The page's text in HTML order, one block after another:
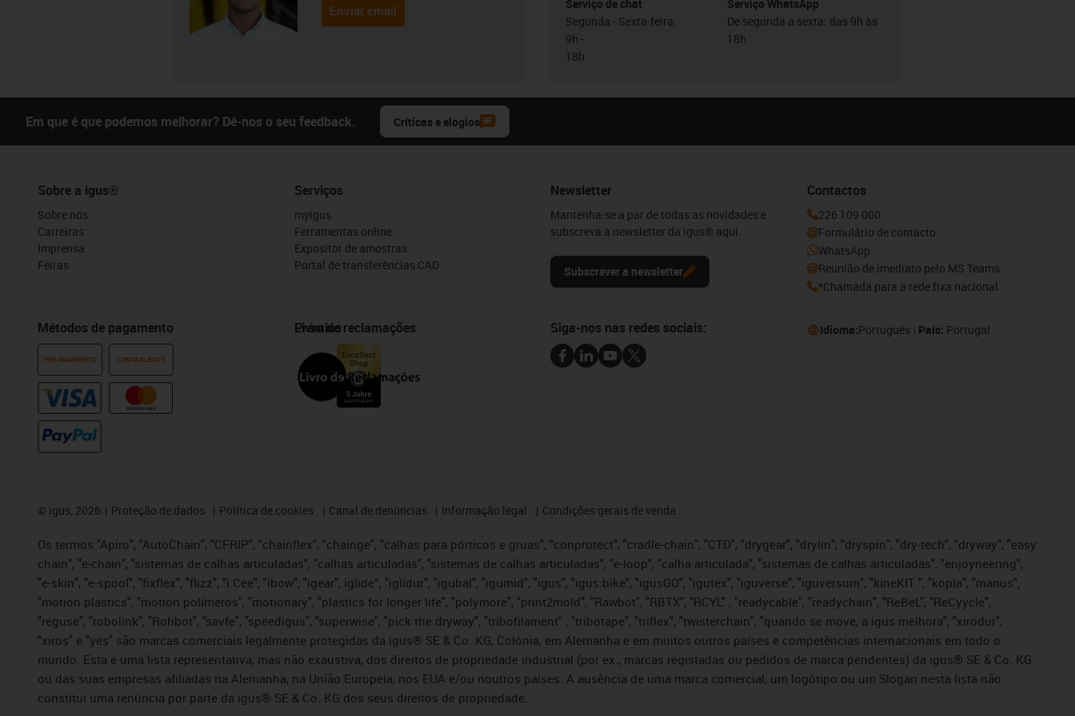
Enviar email
Serviço de chat
Segunda - Sexta-feira:
9h -
18h
Serviço WhatsApp
De segunda a sexta: das 9h às
18h
Em que é que podemos melhorar? Dê-nos o seu feedback. Críticas e elogios
Sobre a igus®
Sobre nós
Carreiras
Imprensa
Feiras
Métodos de pagamento
PRÉ-PAGAMENTO CONTA CLIENTE
Serviços
myigus
Ferramentas online
Expositor de amostras
Portal de transferências CAD
Prémios
Livro de reclamações
Newsletter
Mantenha-se a par de todas as novidades e
subscreva a newsletter da igus® aqui.
Subscrever a newsletter
Contactos
226 109 000
Formulário de contacto
WhatsApp
Reunião de imediato pelo MS Teams
*Chamada para a rede fixa nacional
Siga-nos nas redes sociais: Idioma:Português País: Portugal
© igus, 2026 Proteção de dados Política de cookies Canal de denúncias Informação legal Condições gerais de venda
Os termos "Apiro", "AutoChain", "CFRIP", "chainflex", "chainge", "calhas para pórticos e gruas", "conprotect", "cradle-chain", "CTD", "drygear", "drylin", "dryspin", "dry-tech", "dryway", "easy
chain", "e-chain", "sistemas de calhas articuladas", "calhas articuladas", "sistemas de calhas articuladas", "e-loop", "calha articulada", "sistemas de calhas articuladas", "enjoyneering",
"e-skin", "e-spool", "fixflex", "flizz", "i.Cee", "ibow", "igear", iglide”, "iglidur", "igubal", "igumid", "igus", "igus:bike", "igusGO", "igutex", "iguverse", "iguversum", "kineKIT ", "kopla", "manus",
"motion plastics", "motion polímeros", "motionary", "plastics for longer life", "polymore", "print2mold", "Rawbot", "RBTX", "RCYL" , "readycable", "readychain", "ReBeL", "ReCyycle",
"reguse", "robolink", "Rohbot", "savfe", "speedigus", "superwise", "pick the dryway", "tribofilament" , "tribotape", "triflex", "twisterchain", "quando se move, a igus melhora", "xirodur",
"xiros" e "yes" são marcas comerciais legalmente protegidas da igus® SE & Co. KG, Colónia, em Alemanha e em muitos outros países e competências internacionais em todo o
mundo. Esta é uma lista representativa, mas não exaustiva, dos direitos de propriedade industrial (por ex., marcas registadas ou pedidos de marca pendentes) da igus® SE & Co. KG
ou das suas empresas afiliadas na Alemanha, na União Europeia, nos EUA e/ou noutros países. A ausência de uma marca comercial, um logótipo ou um Slogan nesta lista não
constitui uma renúncia por parte da igus® SE & Co. KG dos seus direitos de propriedade.